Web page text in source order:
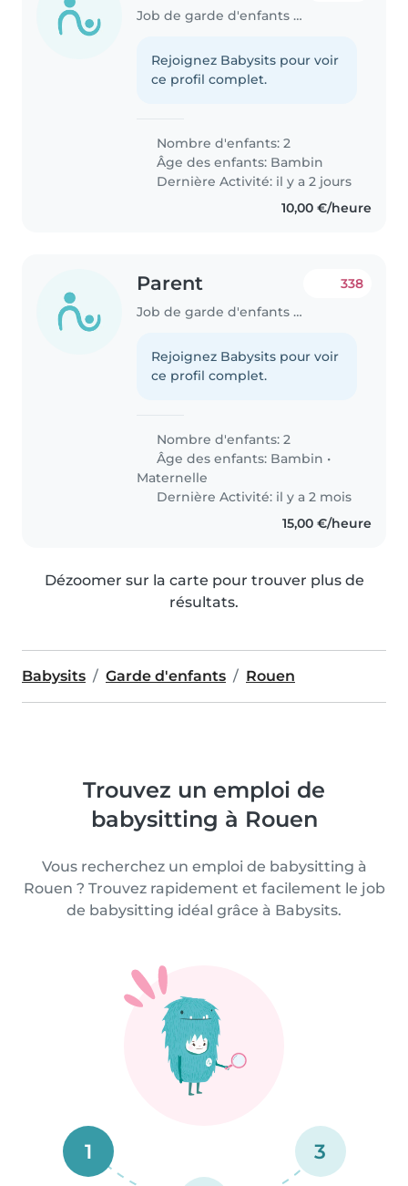
Job de garde d'enfants à Rouen
Rejoignez Babysits pour voir
ce profil complet.
Nombre d'enfants: 2
Âge des enfants: Bambin
Dernière Activité: il y a 2 jours
10,00 €/heure
Parent
Job de garde d'enfants à Rouen
338
Rejoignez Babysits pour voir
ce profil complet.
Nombre d'enfants: 2
Âge des enfants: Bambin •
Maternelle
Dernière Activité: il y a 2 mois
15,00 €/heure
Dézoomer sur la carte pour trouver plus de
résultats.
Babysits Garde d'enfants Rouen
Trouvez un emploi de
babysitting à Rouen
Vous recherchez un emploi de babysitting à
Rouen ? Trouvez rapidement et facilement le job
de babysitting idéal grâce à Babysits.
1 3